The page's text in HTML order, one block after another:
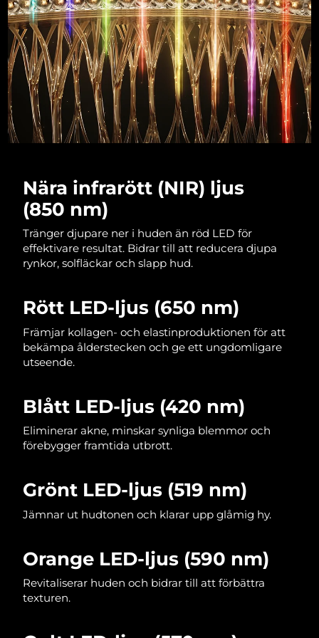
Nära infrarött (NIR) ljus
(850 nm)
Tränger djupare ner i huden än röd LED för
effektivare resultat. Bidrar till att reducera djupa
rynkor, solfläckar och slapp hud.
Rött LED-ljus (650 nm)
Främjar kollagen- och elastinproduktionen för att
bekämpa ålderstecken och ge ett ungdomligare
utseende.
Blått LED-ljus (420 nm)
Eliminerar akne, minskar synliga blemmor och
förebygger framtida utbrott.
Grönt LED-ljus (519 nm)
Jämnar ut hudtonen och klarar upp glåmig hy.
Orange LED-ljus (590 nm)
Revitaliserar huden och bidrar till att förbättra
texturen.
Macao SAR Förväntad leverans8/13/26
Malaysia Förväntad leverans8/14/26
Malta Förväntad leverans8/11/26
Mexiko Förväntad leverans8/15/26
Nederländerna Förväntad leverans
Nya Zeeland Förväntad leverans
Norge Förväntad leverans
Oman Förväntad leverans
Filippinerna Förväntad leverans8/14/26
Polen
Portugal Förväntad leverans
Puerto Rico Förväntad leverans8/13/26
Réunion Förväntad leverans
Ryssland Förväntad leverans8/19/26
Saudiarabien
Singapore Förväntad leverans